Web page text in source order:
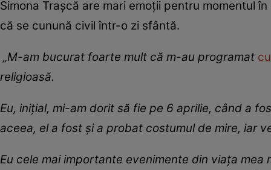
Simona Trașcă are mari emoții pentru momentul
că se cunună civil într-o zi sfântă.
„M-am bucurat foarte mult că m-au programat
religioasă.
Eu, inițial, mi-am dorit să fie pe 6 aprilie, când a
aceea, el a fost și a probat costumul de mire, iar
Eu cele mai importante evenimente din viața